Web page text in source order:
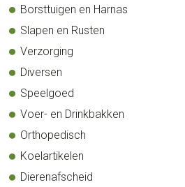
Borsttuigen en Harnas
Slapen en Rusten
Verzorging
Diversen
Speelgoed
Voer- en Drinkbakken
Orthopedisch
Koelartikelen
Dierenafscheid